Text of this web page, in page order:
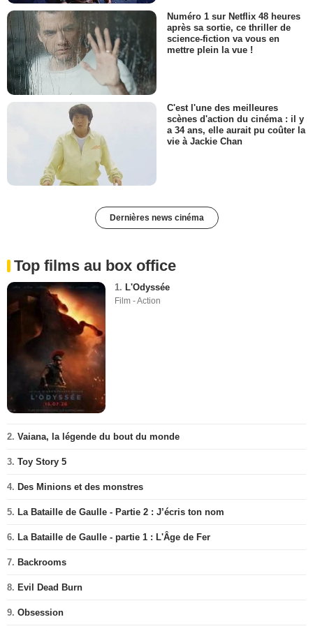
Numéro 1 sur Netflix 48 heures
après sa sortie, ce thriller de
science-fiction va vous en
mettre plein la vue !
C'est l'une des meilleures
scènes d'action du cinéma : il y
a 34 ans, elle aurait pu coûter la
vie à Jackie Chan
Dernières news cinéma
Top films au box office
1. L'Odyssée
Film - Action
2. Vaiana, la légende du bout du monde
3. Toy Story 5
4. Des Minions et des monstres
5. La Bataille de Gaulle - Partie 2 : J’écris ton nom
6. La Bataille de Gaulle - partie 1 : L'Âge de Fer
7. Backrooms
8. Evil Dead Burn
9. Obsession